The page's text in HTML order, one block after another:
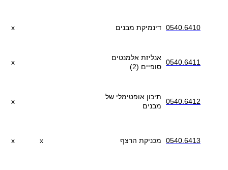
0540.6410 דינמיקת מבנים x
0540.6411
אנליזת אלמנטים
סופיים (2)
x
0540.6412
תיכון אופטימלי של
מבנים
x
0540.6413 מכניקת הרצף x
x